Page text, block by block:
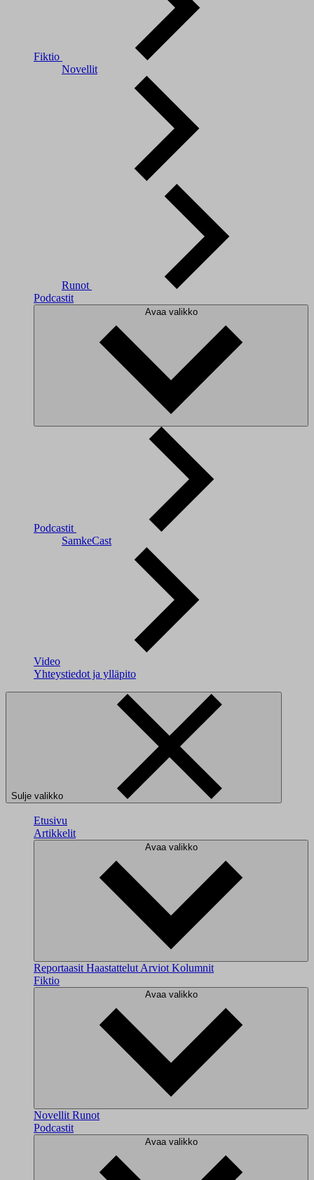
Fiktio
Novellit
Runot
Podcastit
Avaa valikko
Podcastit
SamkeCast
Video
Yhteystiedot ja ylläpito
Sulje valikko
Etusivu
Artikkelit
Avaa valikko
Reportaasit Haastattelut Arviot Kolumnit
Fiktio
Avaa valikko
Novellit Runot
Podcastit
Avaa valikko